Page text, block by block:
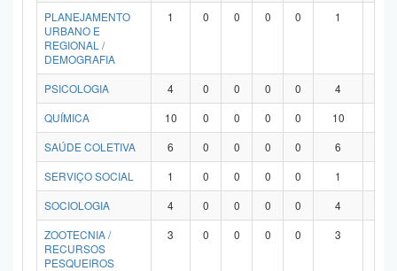
PLANEJAMENTO
URBANO E
REGIONAL /
DEMOGRAFIA
1 0 0 0 0 1
PSICOLOGIA 4 0 0 0 0 4
QUÍMICA
10 0 0 0 0 10
SAÚDE COLETIVA
6 0 0 0 0 6
SERVIÇO SOCIAL
1 0 0 0 0 1
SOCIOLOGIA
4 0 0 0 0 4
ZOOTECNIA /
RECURSOS
PESQUEIROS
3 0 0 0 0 3